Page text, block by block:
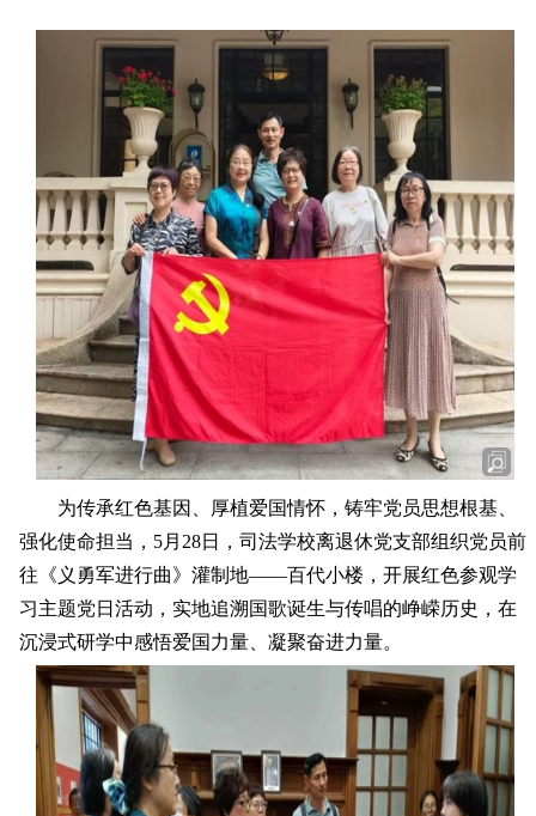
为传承红色基因、厚植爱国情怀，铸牢党员思想根基、
强化使命担当，5月28日，司法学校离退休党支部组织党员前
往《义勇军进行曲》灌制地——百代小楼，开展红色参观学
习主题党日活动，实地追溯国歌诞生与传唱的峥嵘历史，在
沉浸式研学中感悟爱国力量、凝聚奋进力量。